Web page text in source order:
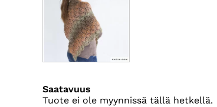
Saatavuus
Tuote ei ole myynnissä tällä hetkellä.